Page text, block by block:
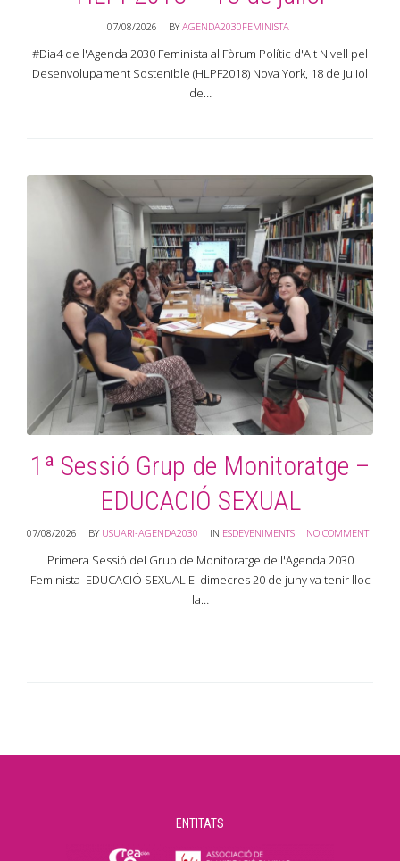
07/08/2026 BYAGENDA2030FEMINISTA
CATALUNYA,ESPAIS GLOBALS | MECANISME DE REVISIÓ I SEGUIMENT DE
L’AGENDA 2030 GLOBAL. HIGH LEVEL POLITICAL FORUM. NACIONS UNIDES.
ECOSOC,ESPAIS GLOBALS | WOMEN MAJOR GROUP ,QUÈ FEM ,SIN
WOMEN'S MAJOR GROUP
1 COMMENT
#Dia4 de l'Agenda 2030 Feminista al Fòrum Polític d'Alt Nivell pel
Desenvolupament Sostenible (HLPF2018) Nova York, 18 de juliol
de…
1ª Sessió Grup de Monitoratge –
EDUCACIÓ SEXUAL
07/08/2026 BY USUARI-AGENDA2030 IN ESDEVENIMENTS
NO COMMENT
Primera Sessió del Grup de Monitoratge de l'Agenda 2030
Feminista EDUCACIÓ SEXUAL El dimecres 20 de juny va tenir lloc
la…
ENTITATS